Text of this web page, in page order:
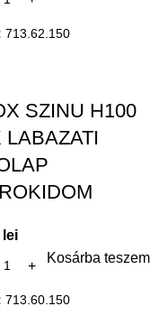
713.62.150
SZINU H100
LABAZATI
lei
Kosárba teszem
713.60.150